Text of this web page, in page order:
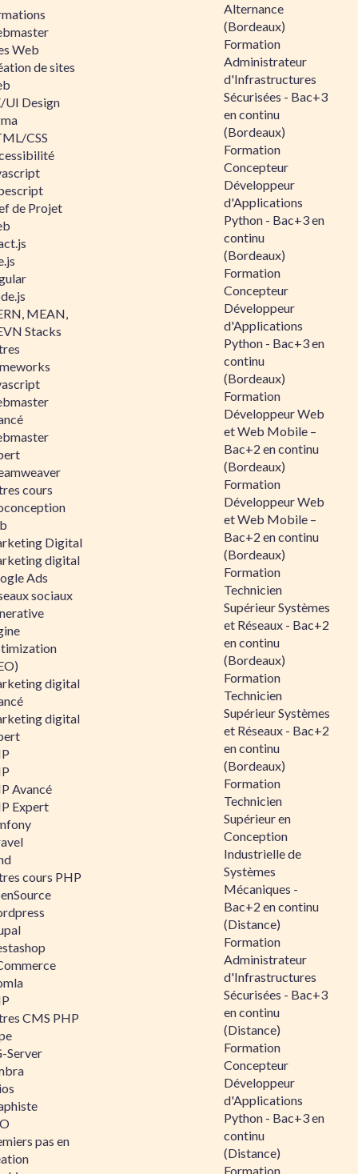
Web
de sites
UI Design
CSS
de Projet
MEAN,
Stacks
cours
Digital
digital
Ads
sociaux
digital
digital
Avancé
Expert
cours PHP
CMS PHP
Server
pas en
Alternance
(Bordeaux)
Formation
Administrateur
d'Infrastructures
Sécurisées - Bac+3
en continu
(Bordeaux)
Formation
Concepteur
Développeur
d'Applications
Python - Bac+3 en
continu
(Bordeaux)
Formation
Concepteur
Développeur
d'Applications
Python - Bac+3 en
continu
(Bordeaux)
Formation
Développeur Web
et Web Mobile –
Bac+2 en continu
(Bordeaux)
Formation
Développeur Web
et Web Mobile –
Bac+2 en continu
(Bordeaux)
Formation
Technicien
Supérieur Systèmes
et Réseaux - Bac+2
en continu
(Bordeaux)
Formation
Technicien
Supérieur Systèmes
et Réseaux - Bac+2
en continu
(Bordeaux)
Formation
Technicien
Supérieur en
Conception
Industrielle de
Systèmes
Mécaniques -
Bac+2 en continu
(Distance)
Formation
Administrateur
d'Infrastructures
Sécurisées - Bac+3
en continu
(Distance)
Formation
Concepteur
Développeur
d'Applications
Python - Bac+3 en
continu
(Distance)
Formation